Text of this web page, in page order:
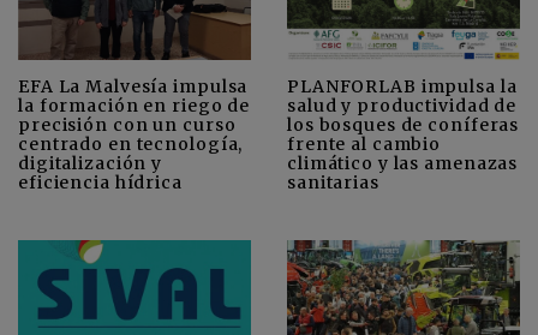
EFA La Malvesía impulsa
la formación en riego de
precisión con un curso
centrado en tecnología,
digitalización y
eficiencia hídrica
PLANFORLAB impulsa la
salud y productividad de
los bosques de coníferas
frente al cambio
climático y las amenazas
sanitarias